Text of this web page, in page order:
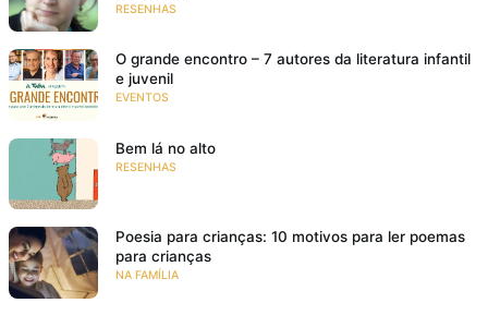
RESENHAS
O grande encontro – 7 autores da literatura infantil
e juvenil
EVENTOS
Bem lá no alto
RESENHAS
Poesia para crianças: 10 motivos para ler poemas
para crianças
NA FAMÍLIA